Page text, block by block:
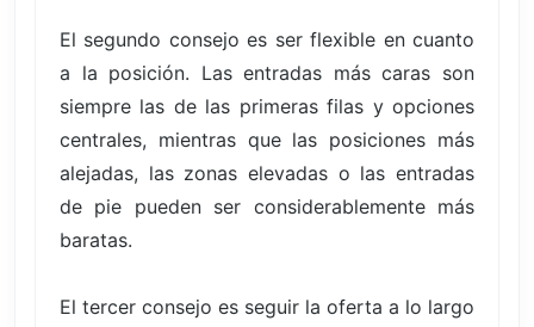
El segundo consejo es ser flexible en cuanto
a la posición. Las entradas más caras son
siempre las de las primeras filas y opciones
centrales, mientras que las posiciones más
alejadas, las zonas elevadas o las entradas
de pie pueden ser considerablemente más
baratas.
El tercer consejo es seguir la oferta a lo largo